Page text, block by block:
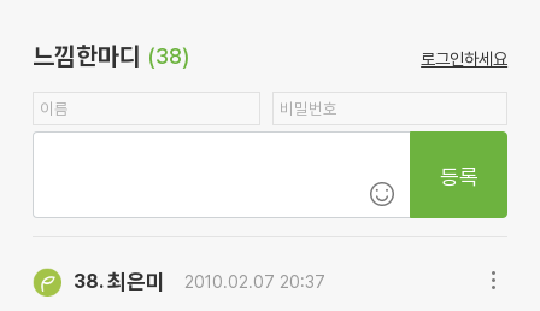
느낌한마디 (38) 로그인하세요
등록
38.최은미 2010.02.07 20:37